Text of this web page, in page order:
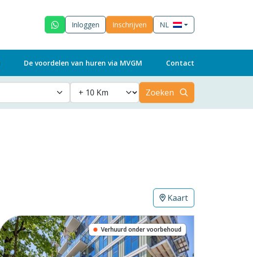
Inloggen Inschrijven NL
De voordelen van huren via MVGM Contact
Zoeken
Kaart
Verhuurd onder voorbehoud